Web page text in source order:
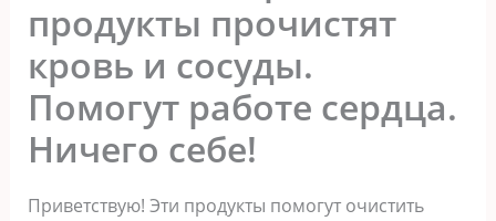
продукты прочистят
кровь и сосуды.
Помогут работе сердца.
Ничего себе!
Приветствую! Эти продукты помогут очистить